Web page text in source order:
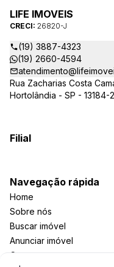
as suas dúvidas sobre
comerciais e outros
LIFE IMOVEIS
CRECI: 26820-J
(19) 3887-4323
(19) 2660-4594
Rua Zacharias Costa
Hortolândia - SP - 13184-
Filial
Navegação rápida
Home
Sobre nós
Buscar imóvel
Anunciar imóvel
Contato